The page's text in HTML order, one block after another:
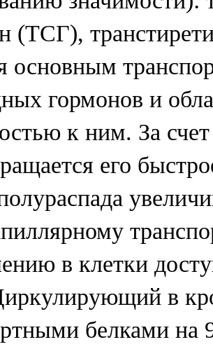
(ТСГ),
основным
гормонов и
к ним. За
его
в клетки
в
белками на